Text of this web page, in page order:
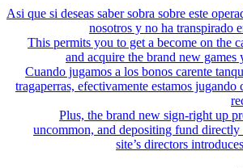
Asi que si deseas saber sobra sobre
nosotros y no ha
This permits you to get a
and acquire the brand
Cuando jugamos a los bonos
tragaperras, efectivamente estamos
Plus, the brand new sign-
uncommon, and depositing
site’s directors